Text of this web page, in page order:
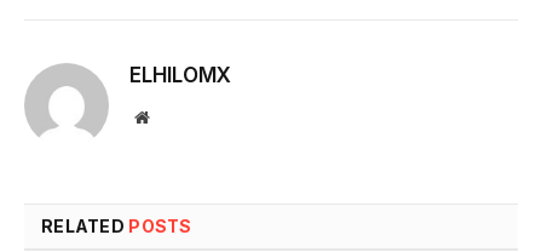
ELHILOMX
Website
RELATED POSTS